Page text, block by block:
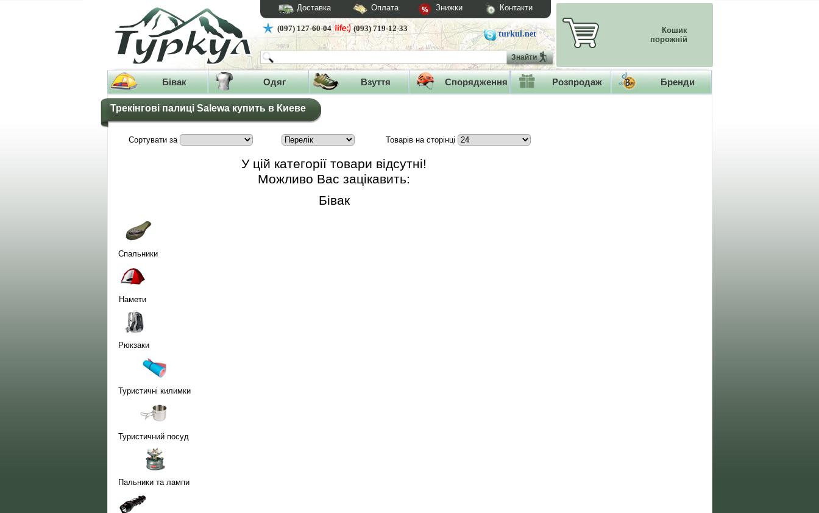
Доставка Оплата Знижки Контакти
(097) 127-60-04 (093) 719-12-33
turkul.net
Знайти
Кошик
порожній
Бівак Одяг Взуття Спорядження Розпродаж Бренди
Трекінгові палиці Salewa купить в Киеве
Сортувати за Товарів на сторінці
У цій категорії товари відсутні!
Можливо Вас зацікавить:
Бівак
Спальники
Намети
Рюкзаки
Туристичні килимки
Туристичний посуд
Пальники та лампи